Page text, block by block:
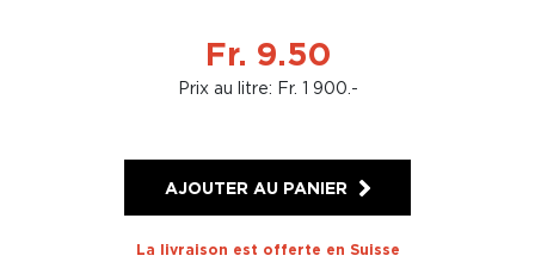
Fr. 9.50
Prix au litre: Fr. 1 900.-
AJOUTER AU PANIER
La livraison est offerte en Suisse